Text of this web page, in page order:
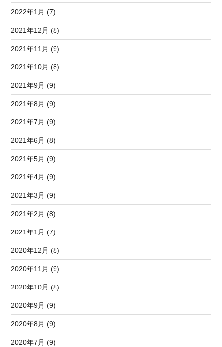
2022年1月 (7)
2021年12月 (8)
2021年11月 (9)
2021年10月 (8)
2021年9月 (9)
2021年8月 (9)
2021年7月 (9)
2021年6月 (8)
2021年5月 (9)
2021年4月 (9)
2021年3月 (9)
2021年2月 (8)
2021年1月 (7)
2020年12月 (8)
2020年11月 (9)
2020年10月 (8)
2020年9月 (9)
2020年8月 (9)
2020年7月 (9)